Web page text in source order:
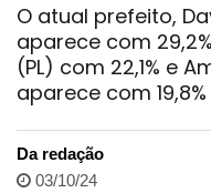
O atual prefeito,
aparece com
(PL) com 22,1% e
aparece com 19,8%
Da redação
03/10/24